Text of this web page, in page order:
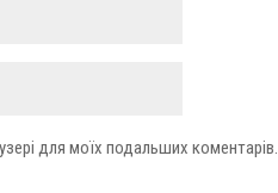
для моїх подальших коментарів.